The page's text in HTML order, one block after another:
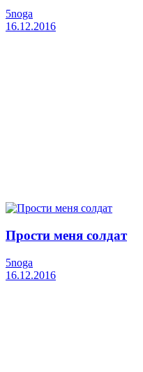
5noga
16.12.2016
Прости меня солдат
5noga
16.12.2016